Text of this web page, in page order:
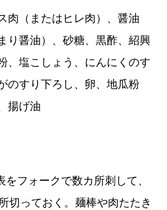
肉（またはヒレ肉）、醤油
り醤油）、砂糖、黒酢、紹興
、塩こしょう、にんにくのす
のすり下ろし、卵、地瓜粉
揚げ油
フォークで数カ所刺して、
切っておく。麺棒や肉たたき